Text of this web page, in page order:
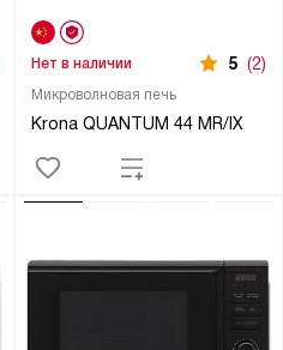
Микроволновая печь
Krona QUANTUM 44 MR/IX
Нет в наличии 5 (2)